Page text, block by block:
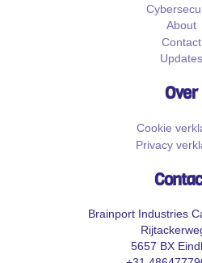
About
Contact
Updates
Over
Cookie
Privacy
Brainport Industries
5657 BX